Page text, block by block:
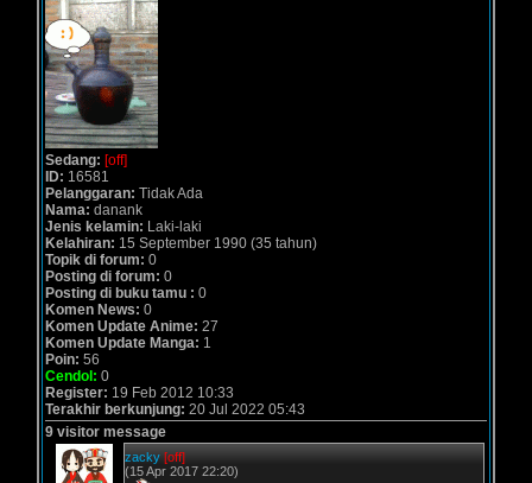
Sedang: [off]
ID: 16581
Pelanggaran: Tidak Ada
Nama: danank
Jenis kelamin: Laki-laki
Kelahiran: 15 September 1990 (35 tahun)
Topik di forum: 0
Posting di forum: 0
Posting di buku tamu : 0
Komen News: 0
Komen Update Anime: 27
Komen Update Manga: 1
Poin: 56
Cendol: 0
Register: 19 Feb 2012 10:33
Terakhir berkunjung: 20 Jul 2022 05:43
9 visitor message
zacky [off]
(15 Apr 2017 22:20)